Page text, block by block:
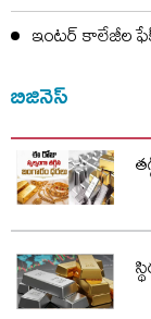
ఇంటర్ కాలేజీల
బిజినెస్